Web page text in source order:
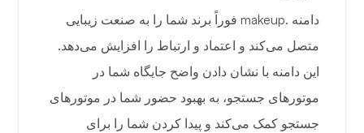
دامنه .makeup فوراً برند شما را به صنعت زیبایی
متصل می‌کند و اعتماد و ارتباط را افزایش می‌دهد.
این دامنه با نشان دادن واضح جایگاه شما در
موتورهای جستجو، به بهبود حضور شما در موتورهای
جستجو کمک می‌کند و پیدا کردن شما را برای